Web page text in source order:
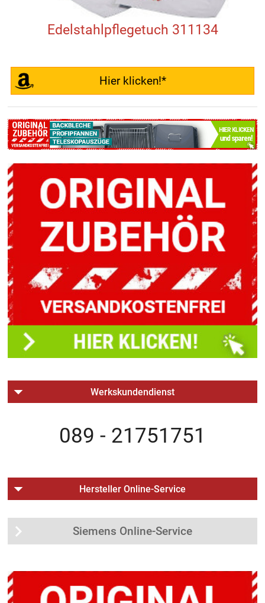
Edelstahlpflegetuch 311134
Hier klicken!*
Werkskundendienst
089 - 21751751
Hersteller Online-Service
Siemens Online-Service